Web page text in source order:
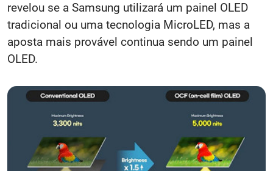
revelou se a Samsung utilizará um painel OLED
tradicional ou uma tecnologia MicroLED, mas a
aposta mais provável continua sendo um painel
OLED.